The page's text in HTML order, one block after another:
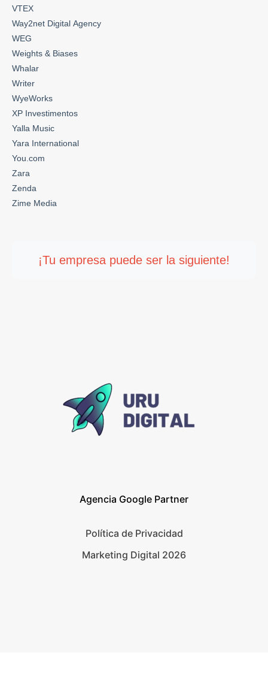
VTEX
Way2net Digital Agency
WEG
Weights & Biases
Whalar
Writer
WyeWorks
XP Investimentos
Yalla Music
Yara International
You.com
Zara
Zenda
Zime Media
¡Tu empresa puede ser la siguiente!
Agencia Google Partner
Política de Privacidad
Marketing Digital 2026